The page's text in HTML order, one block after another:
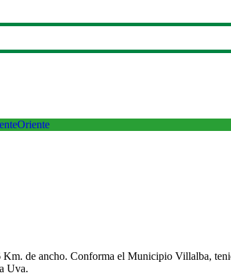
Oriente
de ancho. Conforma el Municipio Villalba,
Uva.